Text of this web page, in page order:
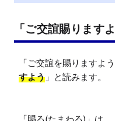
「ご交誼賜ります
「ご交誼を賜りますよ
すよう 」と読みます。
「賜る(たまわる)」は、